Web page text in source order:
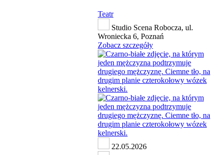
Teatr
Studio Scena Robocza, ul.
Wroniecka 6, Poznań
Zobacz szczegóły
22.05.2026